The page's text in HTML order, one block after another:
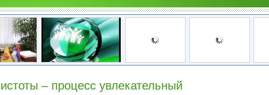
– процесс увлекательный